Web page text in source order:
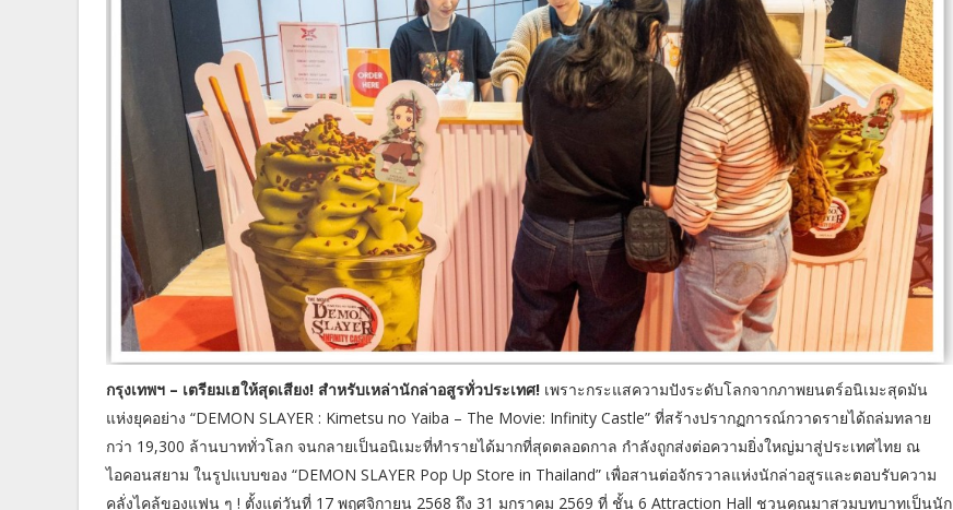
กรุงเทพฯ – เตรียมเฮให้สุดเสียง! สำหรับเหล่านักล่าอสูรทั่วประเทศ! เพราะกระแสความปังระดับโลกจากภาพยนตร์อนิเมะสุดมัน
แห่งยุคอย่าง “DEMON SLAYER : Kimetsu no Yaiba – The Movie: Infinity Castle” ที่สร้างปรากฏการณ์กวาดรายได้ถล่มทลาย
กว่า 19,300 ล้านบาททั่วโลก จนกลายเป็นอนิเมะที่ทำรายได้มากที่สุดตลอดกาล กำลังถูกส่งต่อความยิ่งใหญ่มาสู่ประเทศไทย ณ
ไอคอนสยาม ในรูปแบบของ “DEMON SLAYER Pop Up Store in Thailand” เพื่อสานต่อจักรวาลแห่งนักล่าอสูรและตอบรับความ
คลั่งไคล้ของแฟน ๆ ! ตั้งแต่วันที่ 17 พฤศจิกายน 2568 ถึง 31 มกราคม 2569 ที่ ชั้น 6 Attraction Hall ชวนคุณมาสวมบทบาทเป็นนัก